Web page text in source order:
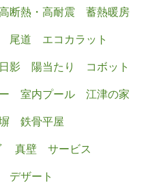
断熱・高耐震
蓄熱暖房
尾道
エコカラット
日影 陽当たり
コボット
室内プール
江津の家
鉄骨平屋
真壁
サービス
デザート